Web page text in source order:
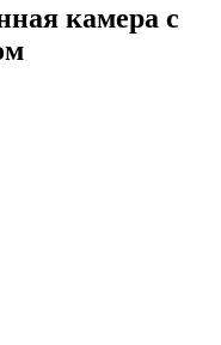
камера с